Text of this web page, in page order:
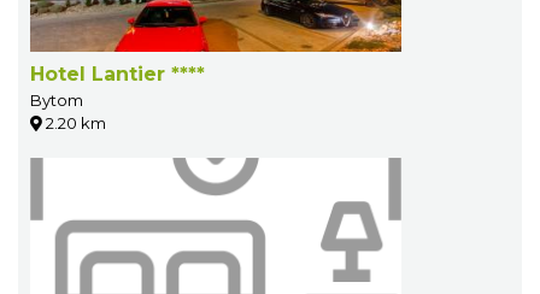
Hotel Lantier ****
Bytom
2.20 km